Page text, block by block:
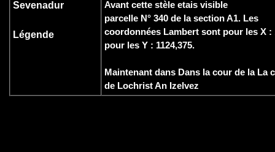
Sevenadur
Légende
Avant cette stèle etais visible
parcelle N° 340 de la section A1. Les
coordonnées Lambert sont pour les X :
pour les Y : 1124,375.
Maintenant dans Dans la cour de la La
de Lochrist An Izelvez